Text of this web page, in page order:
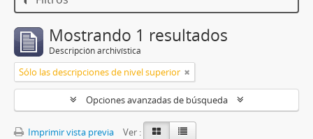
Mostrando 1 resultados
Descripción archivística
Sólo las descripciones de nivel superior
Opciones avanzadas de búsqueda
Imprimir vista previa
Ver :